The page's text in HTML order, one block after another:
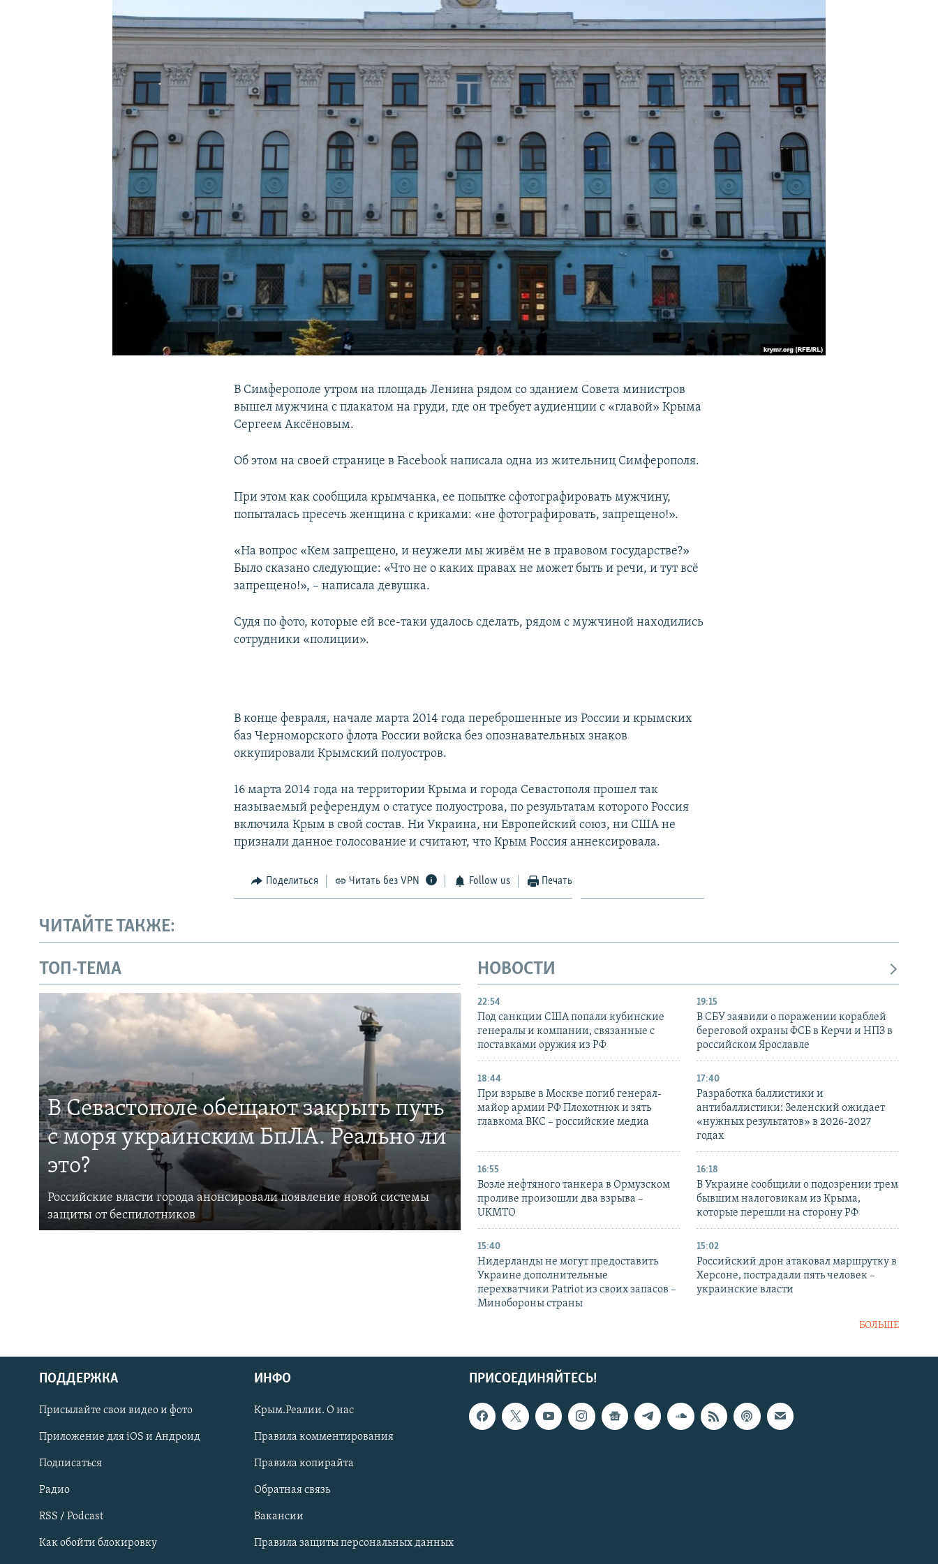
КРЫМ.НЕПОКОРЕННЫЙ
УКРАИНСКАЯ ПРОБЛЕМА КРЫМА
Українською
Qırımtatar
ПРИСОЕДИНЯЙТЕСЬ!
В Симферополе утром на площадь Ленина рядом со зданием Совета министров
вышел мужчина с плакатом на груди, где он требует аудиенции с «главой» Крыма
Сергеем Аксёновым.
Об этом на своей странице в Facebook написала одна из жительниц Симферополя.
При этом как сообщила крымчанка, ее попытке сфотографировать мужчину,
попыталась пресечь женщина с криками: «не фотографировать, запрещено!».
«На вопрос «Кем запрещено, и неужели мы живём не в правовом государстве?»
Было сказано следующие: «Что не о каких правах не может быть и речи, и тут всё
запрещено!», – написала девушка.
Судя по фото, которые ей все-таки удалось сделать, рядом с мужчиной находились
сотрудники «полиции».
В конце февраля, начале марта 2014 года переброшенные из России и крымских
баз Черноморского флота России войска без опознавательных знаков
оккупировали Крымский полуостров.
16 марта 2014 года на территории Крыма и города Севастополя прошел так
называемый референдум о статусе полуострова, по результатам которого Россия
включила Крым в свой состав. Ни Украина, ни Европейский союз, ни США не
признали данное голосование и считают, что Крым Россия аннексировала.
Поделиться Читать без VPN Follow us Печать
ЧИТАЙТЕ ТАКЖЕ:
ТОП-ТЕМА
В Севастополе обещают закрыть путь
с моря украинским БпЛА. Реально ли
это?
Российские власти города анонсировали появление новой системы
защиты от беспилотников
НОВОСТИ
22:54
Под санкции США попали кубинские
генералы и компании, связанные с
поставками оружия из РФ
19:15
В СБУ заявили о поражении кораблей
береговой охраны ФСБ в Керчи и НПЗ в
российском Ярославле
18:44
При взрыве в Москве погиб генерал-
майор армии РФ Плохотнюк и зять
главкома ВКС – российские медиа
17:40
Разработка баллистики и
антибаллистики: Зеленский ожидает
«нужных результатов» в 2026-2027
годах
16:55
Возле нефтяного танкера в Ормузском
проливе произошли два взрыва –
UKMTO
16:18
В Украине сообщили о подозрении трем
бывшим налоговикам из Крыма,
которые перешли на сторону РФ
15:40
Нидерланды не могут предоставить
Украине дополнительные
перехватчики Patriot из своих запасов –
Минобороны страны
15:02
Российский дрон атаковал маршрутку в
Херсоне, пострадали пять человек –
украинские власти
БОЛЬШЕ
ПРИСОЕДИНЯЙТЕСЬ!
ПОДДЕРЖКА
Присылайте свои видео и фото
Приложение для iOS и Андроид
Подписаться
Радио
RSS / Podcast
Как обойти блокировку
ИНФО
Крым.Реалии. О нас
Правила комментирования
Правила копирайта
Обратная связь
Вакансии
Правила защиты персональных данных